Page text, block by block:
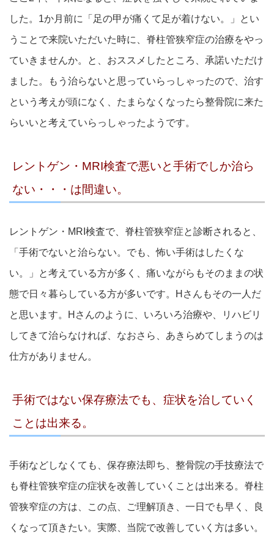
した。1か月前に「足の甲が痛くて足が着けない。」とい
うことで来院いただいた時に、脊柱管狭窄症の治療をやっ
ていきませんか。と、おススメしたところ、承諾いただけ
ました。もう治らないと思っていらっしゃったので、治す
という考えが頭になく、たまらなくなったら整骨院に来た
らいいと考えていらっしゃったようです。
レントゲン・MRI検査で悪いと手術でしか治ら
ない・・・は間違い。
レントゲン・MRI検査で、脊柱管狭窄症と診断されると、
「手術でないと治らない。でも、怖い手術はしたくな
い。」と考えている方が多く、痛いながらもそのままの状
態で日々暮らしている方が多いです。Hさんもその一人だ
と思います。Hさんのように、いろいろ治療や、リハビリ
してきて治らなければ、なおさら、あきらめてしまうのは
仕方がありません。
手術ではない保存療法でも、症状を治していく
ことは出来る。
手術などしなくても、保存療法即ち、整骨院の手技療法で
も脊柱管狭窄症の症状を改善していくことは出来る。脊柱
管狭窄症の方は、この点、ご理解頂き、一日でも早く、良
くなって頂きたい。実際、当院で改善していく方は多い。